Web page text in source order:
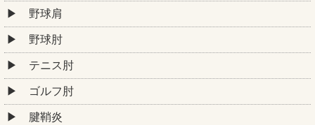
野球肩
野球肘
テニス肘
ゴルフ肘
腱鞘炎